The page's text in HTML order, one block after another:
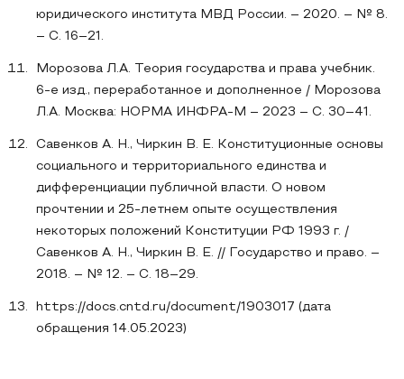
юридического института МВД России. – 2020. – № 8.
– С. 16–21.
Морозова Л.А. Теория государства и права учебник.
6-е изд., переработанное и дополненное / Морозова
Л.А. Москва: НОРМА ИНФРА-М – 2023 – С. 30–41.
Савенков А. Н., Чиркин В. Е. Конституционные основы
социального и территориального единства и
дифференциации публичной власти. О новом
прочтении и 25-летнем опыте осуществления
некоторых положений Конституции РФ 1993 г. /
Савенков А. Н., Чиркин В. Е. // Государство и право. –
2018. – № 12. – С. 18–29.
https://docs.cntd.ru/document/1903017 (дата
обращения 14.05.2023)